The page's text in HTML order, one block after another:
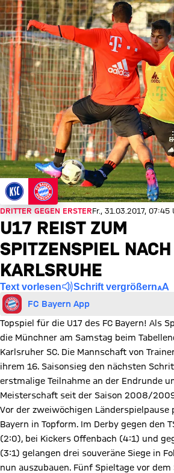
DRITTER GEGEN ERSTERFr., 31.03.2017, 07:45
U17 REIST ZUM
SPITZENSPIEL NACH
KARLSRUHE
Text vorlesen Schrift vergrößern
FC Bayern App
Topspiel für die U17 des FC Bayern! Als
die Münchner am Samstag beim
Karlsruher SC. Die Mannschaft von
ihrem 16. Saisonsieg den nächsten
erstmalige Teilnahme an der Endrunde
Meisterschaft seit der Saison 2008/
Vor der zweiwöchigen
Bayern in Topform. Im Derby gegen den
(2:0), bei Kickers Offenbach (4:1) und
(3:1) gelangen drei souveräne Siege in
nun auszubauen. Fünf Spieltage vor